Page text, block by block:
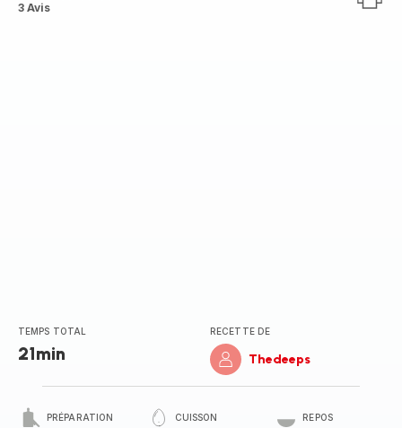
Avis
3 Avis
TEMPS TOTAL
21min
RECETTE DE
Thedeeps
PRÉPARATION CUISSON REPOS